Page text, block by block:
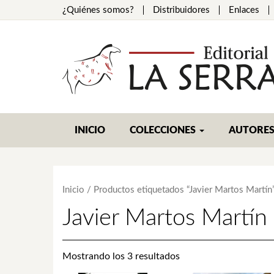
¿Quiénes somos? Distribuidores Enlaces
INICIO COLECCIONES AUTORES
Inicio / Productos etiquetados “Javier Martos
Javier Martos Martín
Mostrando los 3 resultados